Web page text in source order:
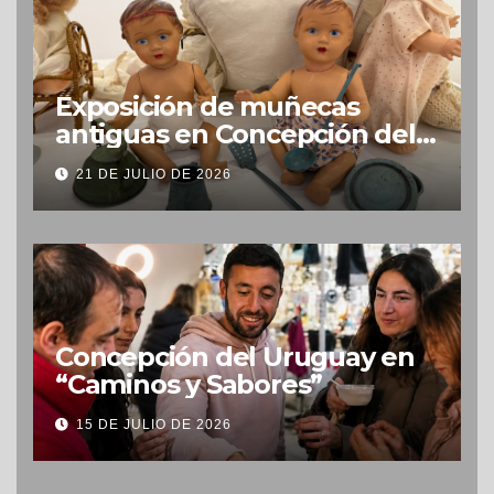
Exposición de muñecas
antiguas en Concepción del
Uruguay
21 DE JULIO DE 2026
Concepción del Uruguay en
“Caminos y Sabores”
15 DE JULIO DE 2026